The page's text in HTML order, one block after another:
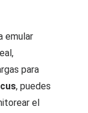
emular
para
, puedes
el